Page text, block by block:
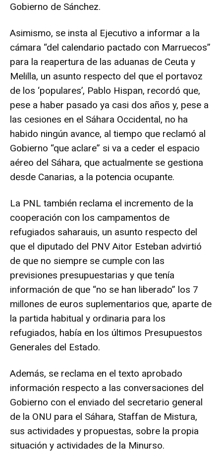
Gobierno de Sánchez.
Asimismo, se insta al Ejecutivo a informar a la
cámara “del calendario pactado con Marruecos”
para la reapertura de las aduanas de Ceuta y
Melilla, un asunto respecto del que el portavoz
de los ‘populares’, Pablo Hispan, recordó que,
pese a haber pasado ya casi dos años y, pese a
las cesiones en el Sáhara Occidental, no ha
habido ningún avance, al tiempo que reclamó al
Gobierno “que aclare” si va a ceder el espacio
aéreo del Sáhara, que actualmente se gestiona
desde Canarias, a la potencia ocupante.
La PNL también reclama el incremento de la
cooperación con los campamentos de
refugiados saharauis, un asunto respecto del
que el diputado del PNV Aitor Esteban advirtió
de que no siempre se cumple con las
previsiones presupuestarias y que tenía
información de que “no se han liberado” los 7
millones de euros suplementarios que, aparte de
la partida habitual y ordinaria para los
refugiados, había en los últimos Presupuestos
Generales del Estado.
Además, se reclama en el texto aprobado
información respecto a las conversaciones del
Gobierno con el enviado del secretario general
de la ONU para el Sáhara, Staffan de Mistura,
sus actividades y propuestas, sobre la propia
situación y actividades de la Minurso.